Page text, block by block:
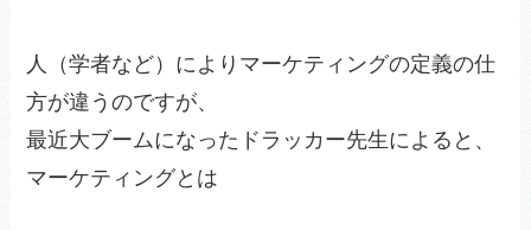
人（学者など）によりマーケティングの定義の仕
方が違うのですが、
最近大ブームになったドラッカー先生によると、
マーケティングとは